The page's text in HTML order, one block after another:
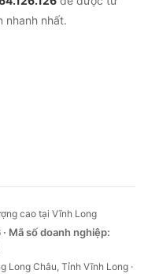
nhanh nhất.
cao tại Vĩnh Long
Mã số doanh nghiệp:
Long Châu, Tỉnh Vĩnh Long ·